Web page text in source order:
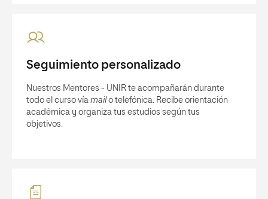
Seguimiento personalizado
Nuestros Mentores - UNIR te acompañarán durante
todo el curso vía mail o telefónica. Recibe orientación
académica y organiza tus estudios según tus
objetivos.